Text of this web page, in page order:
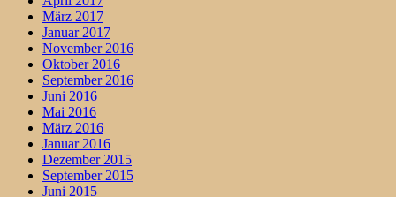
März 2017
Januar 2017
November 2016
Oktober 2016
September 2016
Juni 2016
Mai 2016
März 2016
Januar 2016
Dezember 2015
September 2015
Juni 2015